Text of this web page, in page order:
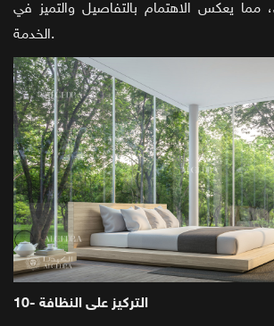
مما يعكس الاهتمام بالتفاصيل والتميز في
الخدمة.
10- التركيز على النظافة